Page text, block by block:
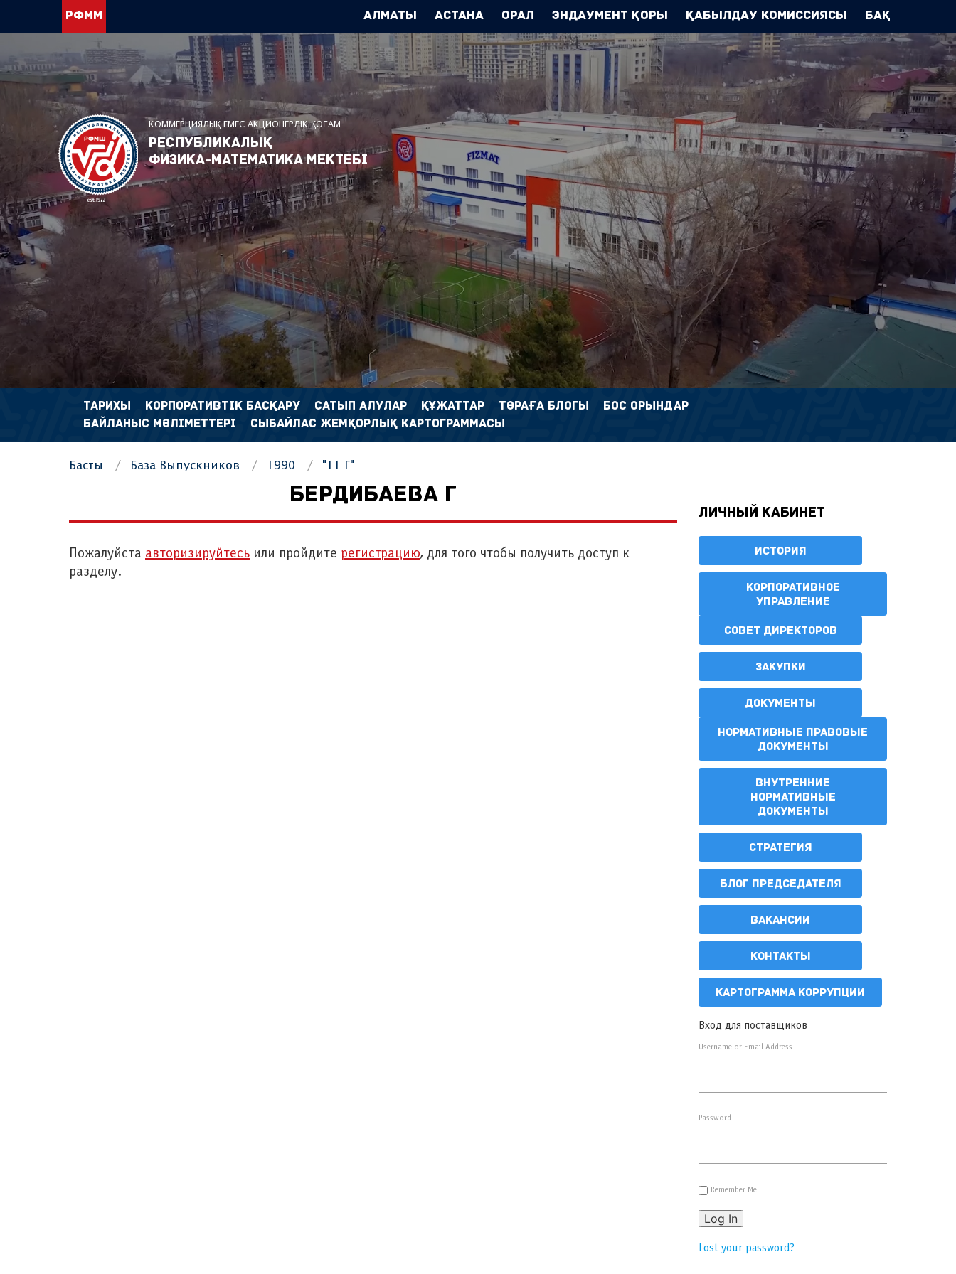
РФММ Алматы Астана Орал Эндаумент Қоры Қабылдау комиссиясы БАҚ
КОММЕРЦИЯЛЫҚ ЕМЕС АКЦИОНЕРЛІК ҚОҒАМ
Республикалық
физика-математика мектебі
ТАРИХЫ КОРПОРАТИВТІК БАСҚАРУ САТЫП АЛУЛАР ҚҰЖАТТАР ТӨРАҒА БЛОГЫ
БОС ОРЫНДАР
БАЙЛАНЫС МӘЛІМЕТТЕРІ
СЫБАЙЛАС ЖЕМҚОРЛЫҚ КАРТОГРАММАСЫ
Басты База Выпускников 1990 "11 Г"
БЕРДИБАЕВА Г
Пожалуйста авторизируйтесь или пройдите регистрацию, для того чтобы получить доступ к
разделу.
Личный кабинет
ИСТОРИЯ
КОРПОРАТИВНОЕ
УПРАВЛЕНИЕ
СОВЕТ ДИРЕКТОРОВ
ЗАКУПКИ
ДОКУМЕНТЫ
НОРМАТИВНЫЕ ПРАВОВЫЕ
ДОКУМЕНТЫ
ВНУТРЕННИЕ
НОРМАТИВНЫЕ
ДОКУМЕНТЫ
СТРАТЕГИЯ
БЛОГ ПРЕДСЕДАТЕЛЯ
ВАКАНСИИ
КОНТАКТЫ
КАРТОГРАММА КОРРУПЦИИ
Вход для поставщиков
Username or Email Address
Password
Remember Me
Log In
Lost your password?